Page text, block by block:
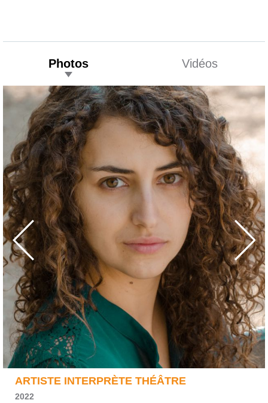
Photos Vidéos
ARTISTE INTERPRÈTE THÉÂTRE
2022